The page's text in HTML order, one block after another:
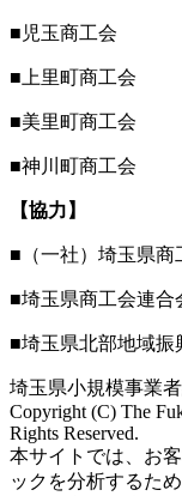
■児玉商工会
■上里町商工会
■美里町商工会
■神川町商工会
【協力】
■（一社）埼玉県商
■埼玉県商工会連合
■埼玉県北部地域振
埼玉県小規模事業
Copyright (C) The
Rights Reserved.
Aileron Theme by
本サイトでは、お
ックを分析するた